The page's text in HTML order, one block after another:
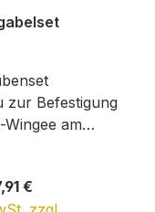
zur Befestigung
am
Torx 30,
Preis:
€